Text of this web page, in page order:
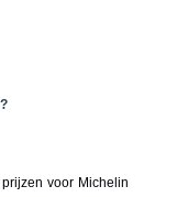
voor Michelin